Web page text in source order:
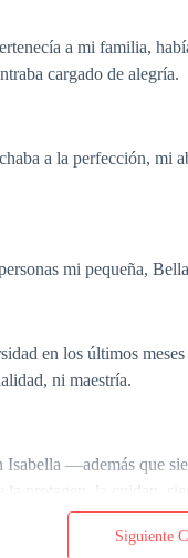
a mi familia,
cargado de alegría.
a la perfección, mi
mi pequeña,
en los últimos
ni maestría.
—además que
la protegen, la cuidan,
Siguiente